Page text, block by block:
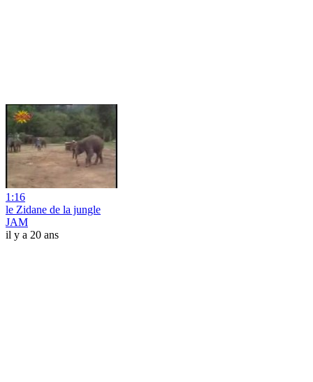
1:16
le Zidane de la jungle
JAM
il y a 20 ans